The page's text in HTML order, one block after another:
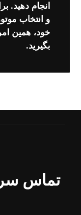
انجام
و انتخاب
خود، همین
بگیرید.
تماس